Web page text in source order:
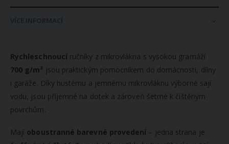
Rychleschnoucíručníky z mikrovlákna s vysokou gramáží
700 g/m² jsou praktickým pomocníkem do domácnosti, dílny
i garáže. Díky hustému a jemnému mikrovláknu výborně sají
vodu, jsou příjemné na dotek a zároveň šetrné k čištěným
povrchům.
Mají oboustranné barevné provedení – jedna strana je